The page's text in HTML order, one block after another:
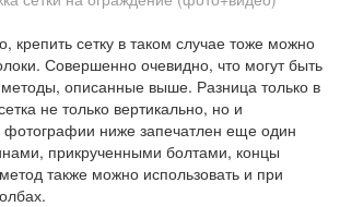
крепить сетку в таком случае тоже можно
Совершенно очевидно, что могут быть
описанные выше. Разница только в
не только вертикально, но и
фотографии ниже запечатлен еще один
прикрученными болтами, концы
также можно использовать и при